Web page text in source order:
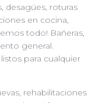
desagües, roturas
en cocina,
todo! Bañeras,
general.
para cualquier
rehabilitaciones